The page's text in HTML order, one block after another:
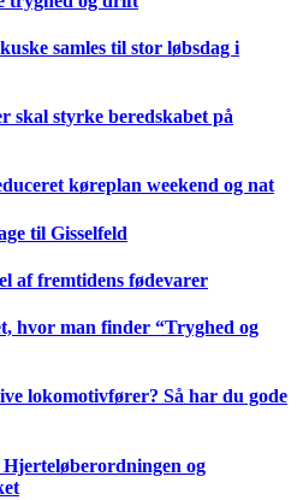
samles til stor løbsdag i
styrke beredskabet på
køreplan weekend og nat
til Gisselfeld
af fremtidens fødevarer
hvor man finder “Tryghed og
lokomotivfører? Så har du gode
og